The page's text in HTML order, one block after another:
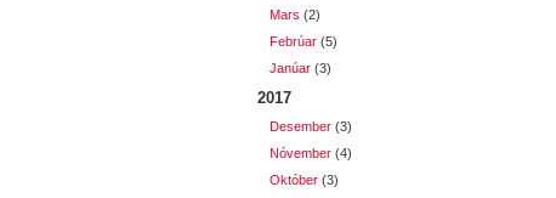
Mars (2)
Febrúar (5)
Janúar (3)
2017
Desember (3)
Nóvember (4)
Október (3)